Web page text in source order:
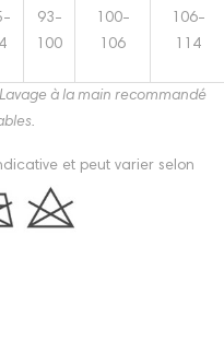
93-
100
100-
106
106-
114
à la main recommandé
et peut varier selon